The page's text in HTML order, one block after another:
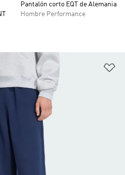
Pantalón corto EQT de Alemania
Hombre Performance